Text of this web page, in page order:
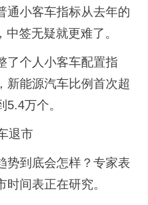
通小客车指标从去年的
签无疑就更难了。
了个人小客车配置指
新能源汽车比例首次超
万个。
势到底会怎样？专家表
间表正在研究。